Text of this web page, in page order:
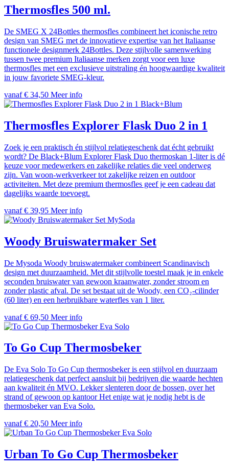
Thermosfles 500 ml.
De SMEG X 24Bottles thermosfles combineert het iconische retro
design van SMEG met de innovatieve expertise van het Italiaanse
functionele designmerk 24Bottles. Deze stijlvolle samenwerking
tussen twee premium Italiaanse merken zorgt voor een luxe
thermosfles met een exclusieve uitstraling én hoogwaardige kwaliteit
in jouw favoriete SMEG-kleur.
vanaf € 34,50 Meer info
Black+Blum
Thermosfles Explorer Flask Duo 2 in 1
Zoek je een praktisch én stijlvol relatiegeschenk dat écht gebruikt
wordt? De Black+Blum Explorer Flask Duo thermoskan 1-liter is dé
keuze voor medewerkers en zakelijke relaties die veel onderweg
zijn. Van woon-werkverkeer tot zakelijke reizen en outdoor
activiteiten. Met deze premium thermosfles geef je een cadeau dat
dagelijks waarde toevoegt.
vanaf € 39,95 Meer info
MySoda
Woody Bruiswatermaker Set
De Mysoda Woody bruiswatermaker combineert Scandinavisch
design met duurzaamheid. Met dit stijlvolle toestel maak je in enkele
seconden bruiswater van gewoon kraanwater, zonder stroom en
zonder plastic afval. De set bestaat uit de Woody, een CO₂-cilinder
(60 liter) en een herbruikbare waterfles van 1 liter.
vanaf € 69,50 Meer info
Eva Solo
To Go Cup Thermosbeker
De Eva Solo To Go Cup thermosbeker is een stijlvol en duurzaam
relatiegeschenk dat perfect aansluit bij bedrijven die waarde hechten
aan kwaliteit én MVO. Lekker slenteren door de bossen, over het
strand of gewoon op kantoor Het enige wat je nodig hebt is de
thermosbeker van Eva Solo.
vanaf € 20,50 Meer info
Eva Solo
Urban To Go Cup Thermosbeker